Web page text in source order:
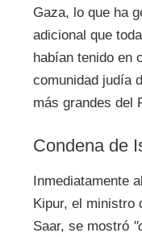
Gaza, lo que ha
adicional que
habían tenido en
comunidad judía
más grandes del
Condena de
Inmediatamente
Kipur, el ministro
Saar, se mostró